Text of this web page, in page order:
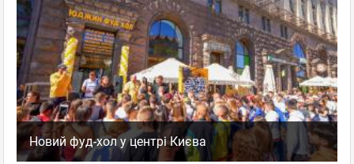
Новий фуд-хол у центрі Києва